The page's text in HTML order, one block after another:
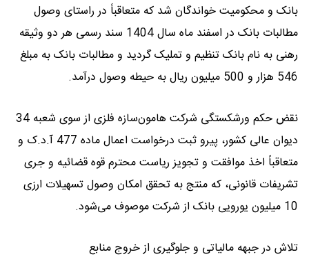
بانک و محکومیت خواندگان شد که متعاقباً در راستای وصول
مطالبات بانک در اسفند ماه سال 1404 سند رسمی هر دو وثیقه
رهنی به نام بانک تنظیم و تملیک گردید و مطالبات بانک به مبلغ
546 هزار و 500 میلیون ریال به حیطه وصول درآمد.
نقض حکم ورشکستگی شرکت هامون‌سازه فلزی از سوی شعبه 34
دیوان عالی کشور، پیرو ثبت درخواست اعمال ماده 477 آ.د.ک و
متعاقباً اخذ موافقت و تجویز ریاست محترم قوه قضائیه و جری
تشریفات قانونی، که منتج به تحقق امکان وصول تسهیلات ارزی
10 میلیون یورویی بانک از شرکت موصوف می‌شود.
تلاش در جبهه مالیاتی و جلوگیری از خروج منابع